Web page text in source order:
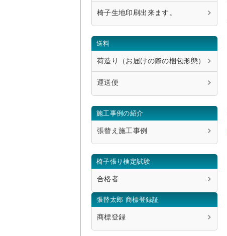
椅子生地印刷出来ます。
送料
荷造り（お届けの際の梱包形態）
運送便
施工事例の紹介
張替え施工事例
椅子張り検定試験
合格者
張替太郎 商標登録証
商標登録